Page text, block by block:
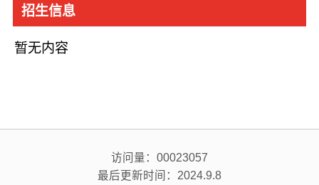
招生信息
暂无内容
访问量： 00023057
最后更新时间： 2024.9.8